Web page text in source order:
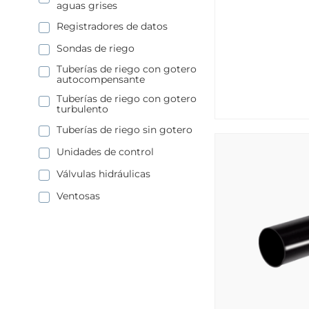
aguas grises
Registradores de datos
Sondas de riego
Tuberías de riego con gotero
autocompensante
Tuberías de riego con gotero
turbulento
Tuberías de riego sin gotero
Unidades de control
Válvulas hidráulicas
Ventosas